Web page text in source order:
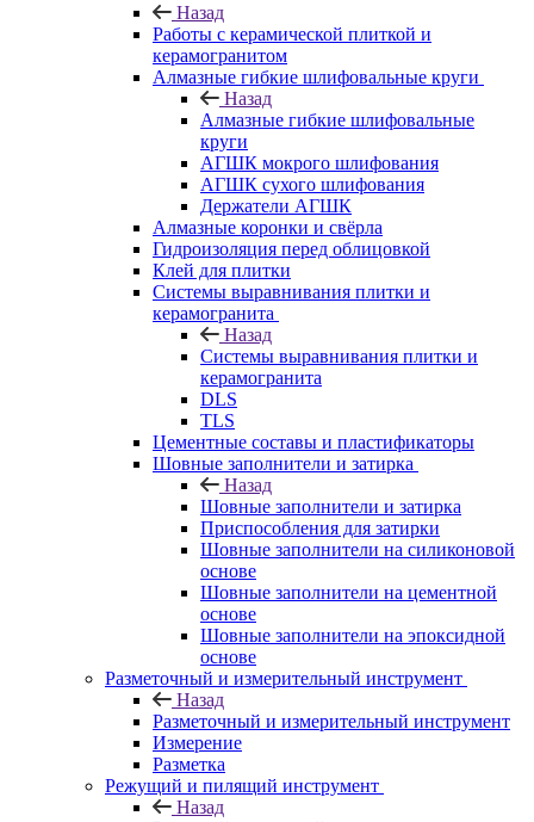
Назад
Работы с керамической плиткой и
керамогранитом
Алмазные гибкие шлифовальные круги
Назад
Алмазные гибкие шлифовальные
круги
АГШК мокрого шлифования
АГШК сухого шлифования
Держатели АГШК
Алмазные коронки и свёрла
Гидроизоляция перед облицовкой
Клей для плитки
Системы выравнивания плитки и
керамогранита
Назад
Системы выравнивания плитки и
керамогранита
DLS
TLS
Цементные составы и пластификаторы
Шовные заполнители и затирка
Назад
Шовные заполнители и затирка
Приспособления для затирки
Шовные заполнители на силиконовой
основе
Шовные заполнители на цементной
основе
Шовные заполнители на эпоксидной
основе
Разметочный и измерительный инструмент
Назад
Разметочный и измерительный инструмент
Измерение
Разметка
Режущий и пилящий инструмент
Назад